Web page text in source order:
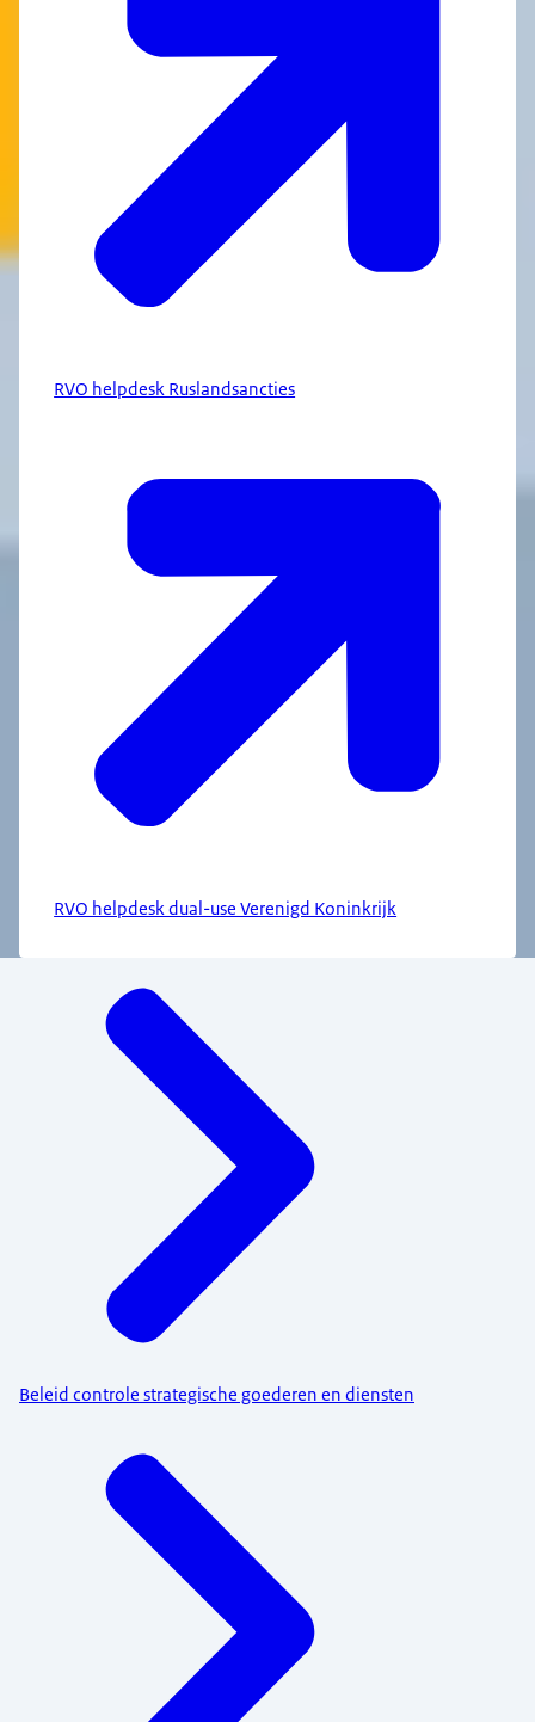
RVO helpdesk Ruslandsancties
RVO helpdesk dual-use Verenigd Koninkrijk
Beleid controle strategische goederen en diensten